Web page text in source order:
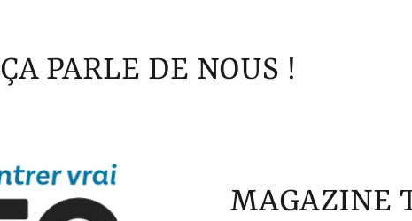
ÇA PARLE DE NOUS !
MAGAZINE